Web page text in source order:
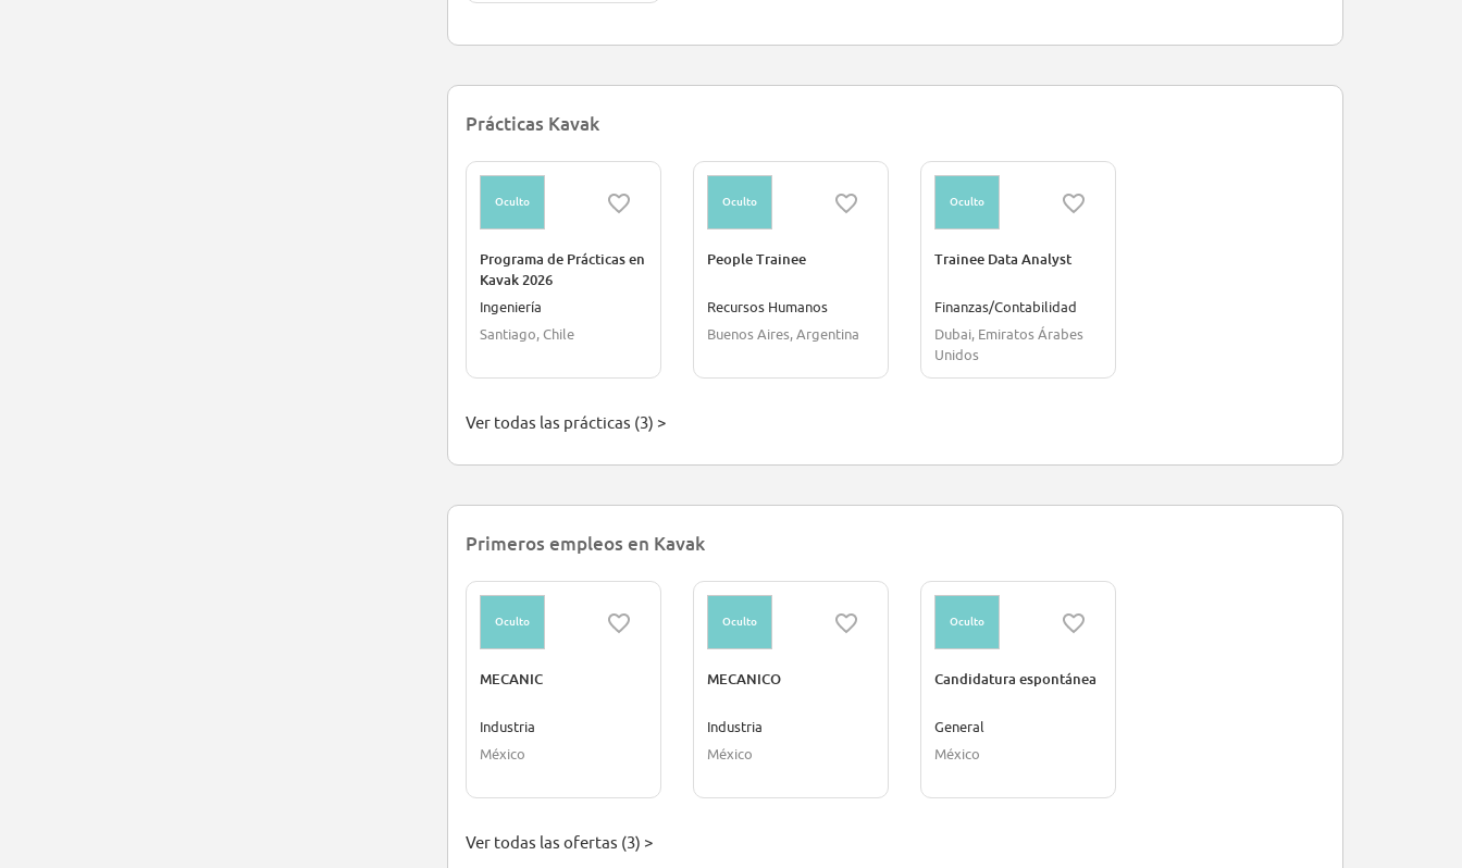
Prácticas Kavak
Oculto
Programa de Prácticas en
Kavak 2026
Ingeniería
Santiago, Chile
Oculto
People Trainee
Recursos Humanos
Buenos Aires, Argentina
Oculto
Trainee Data Analyst
Finanzas/Contabilidad
Dubai, Emiratos Árabes
Unidos
Ver todas las prácticas (3) >
Primeros empleos en Kavak
Oculto
MECANIC
Industria
México
Oculto
MECANICO
Industria
México
Oculto
Candidatura espontánea
General
México
Ver todas las ofertas (3) >